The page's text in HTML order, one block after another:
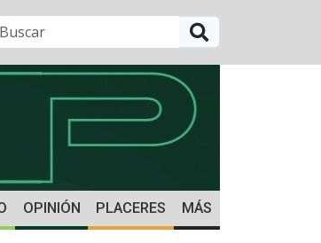
OPINIÓN PLACERES MÁS